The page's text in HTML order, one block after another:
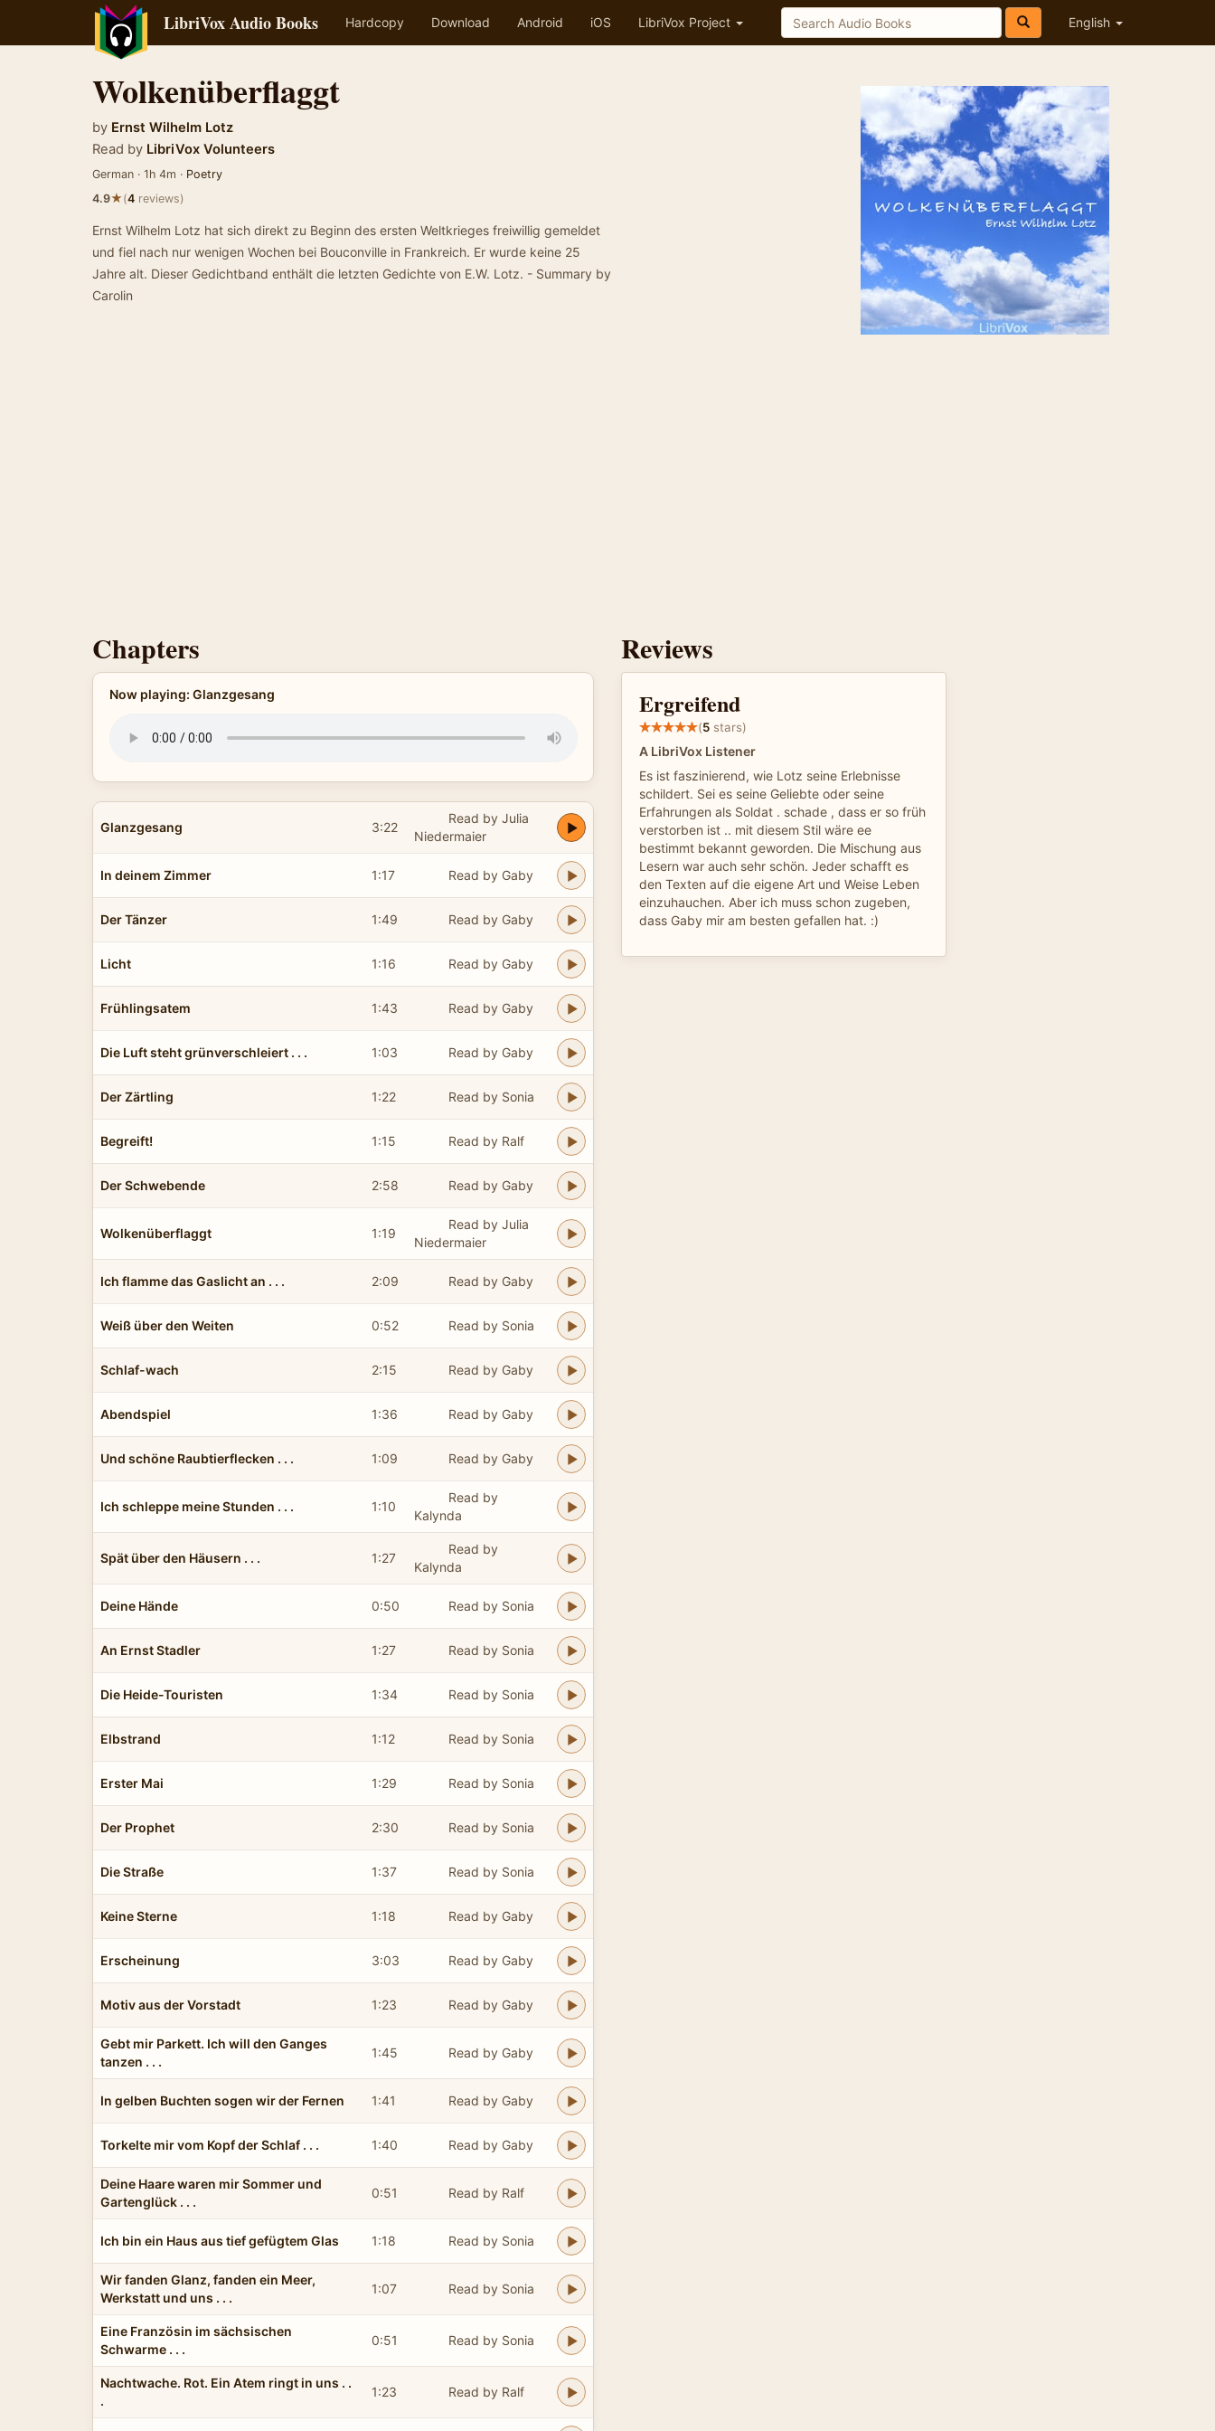
LibriVox Audio Books Hardcopy Download Android iOS LibriVox Project English
Wolkenüberflaggt
by Ernst Wilhelm Lotz
Read by LibriVox Volunteers
German · 1h 4m · Poetry
4.9★(4 reviews)
Ernst Wilhelm Lotz hat sich direkt zu Beginn des ersten Weltkrieges freiwillig gemeldet
und fiel nach nur wenigen Wochen bei Bouconville in Frankreich. Er wurde keine 25
Jahre alt. Dieser Gedichtband enthält die letzten Gedichte von E.W. Lotz. - Summary by
Carolin
Chapters
Now playing: Glanzgesang
Glanzgesang 3:22
Read by Julia
Niedermaier
In deinem Zimmer 1:17 Read by Gaby
Der Tänzer 1:49 Read by Gaby
Licht 1:16 Read by Gaby
Frühlingsatem 1:43 Read by Gaby
Die Luft steht grünverschleiert . . . 1:03 Read by Gaby
Der Zärtling 1:22 Read by Sonia
Begreift! 1:15 Read by Ralf
Der Schwebende 2:58 Read by Gaby
Wolkenüberflaggt 1:19
Read by Julia
Niedermaier
Ich flamme das Gaslicht an . . . 2:09 Read by Gaby
Weiß über den Weiten 0:52 Read by Sonia
Schlaf-wach 2:15 Read by Gaby
Abendspiel 1:36 Read by Gaby
Und schöne Raubtierflecken . . . 1:09 Read by Gaby
Ich schleppe meine Stunden . . . 1:10
Read by
Kalynda
Spät über den Häusern . . . 1:27
Read by
Kalynda
Deine Hände 0:50 Read by Sonia
An Ernst Stadler 1:27 Read by Sonia
Die Heide-Touristen 1:34 Read by Sonia
Elbstrand 1:12 Read by Sonia
Erster Mai 1:29 Read by Sonia
Der Prophet 2:30 Read by Sonia
Die Straße 1:37 Read by Sonia
Keine Sterne 1:18 Read by Gaby
Erscheinung 3:03 Read by Gaby
Motiv aus der Vorstadt 1:23 Read by Gaby
Gebt mir Parkett. Ich will den Ganges
tanzen . . .
1:45 Read by Gaby
In gelben Buchten sogen wir der Fernen 1:41 Read by Gaby
Torkelte mir vom Kopf der Schlaf . . . 1:40 Read by Gaby
Deine Haare waren mir Sommer und
Gartenglück . . .
0:51 Read by Ralf
Ich bin ein Haus aus tief gefügtem Glas 1:18 Read by Sonia
Wir fanden Glanz, fanden ein Meer,
Werkstatt und uns . . .
1:07 Read by Sonia
Eine Französin im sächsischen
Schwarme . . .
0:51 Read by Sonia
Nachtwache. Rot. Ein Atem ringt in uns . .
.
1:23 Read by Ralf
Reviews
Ergreifend
(5 stars)
A LibriVox Listener
Es ist faszinierend, wie Lotz seine Erlebnisse
schildert. Sei es seine Geliebte oder seine
Erfahrungen als Soldat . schade , dass er so früh
verstorben ist .. mit diesem Stil wäre ee
bestimmt bekannt geworden. Die Mischung aus
Lesern war auch sehr schön. Jeder schafft es
den Texten auf die eigene Art und Weise Leben
einzuhauchen. Aber ich muss schon zugeben,
dass Gaby mir am besten gefallen hat. :)